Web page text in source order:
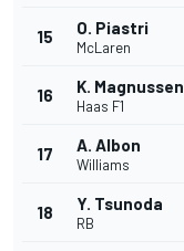
15 O. Piastri
McLaren
16 K. Magnussen
Haas F1
17 A. Albon
Williams
18 Y. Tsunoda
RB